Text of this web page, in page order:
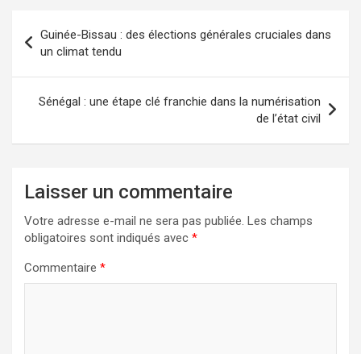
Guinée-Bissau : des élections générales cruciales dans
un climat tendu
Sénégal : une étape clé franchie dans la numérisation
de l’état civil
Laisser un commentaire
Votre adresse e-mail ne sera pas publiée. Les champs
obligatoires sont indiqués avec *
Commentaire *